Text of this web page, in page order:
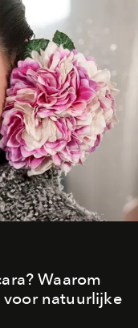
Waarom
voor natuurlijke